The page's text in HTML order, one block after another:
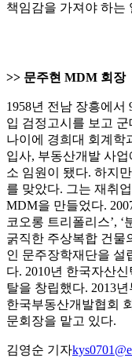
책임감을 가져야 하는
>> 문주현 MDM 회장
1958년 전남 장흥에서
입 검정고시를 보고
나이에 경희대 회계학
입사, 부동산개발 사
소 임원이 됐다. 하지
를 맞았다. 그는 재취
MDM을 만들었다.
코오롱 트리폴리스’, ‘
굵직한 주상복합 건물
인 문주장학재단을 설
다. 2010년 한국자산
탈을 창립했다. 2013
한국부동산개발협회
문회장을 맡고 있다.
김영순 기자